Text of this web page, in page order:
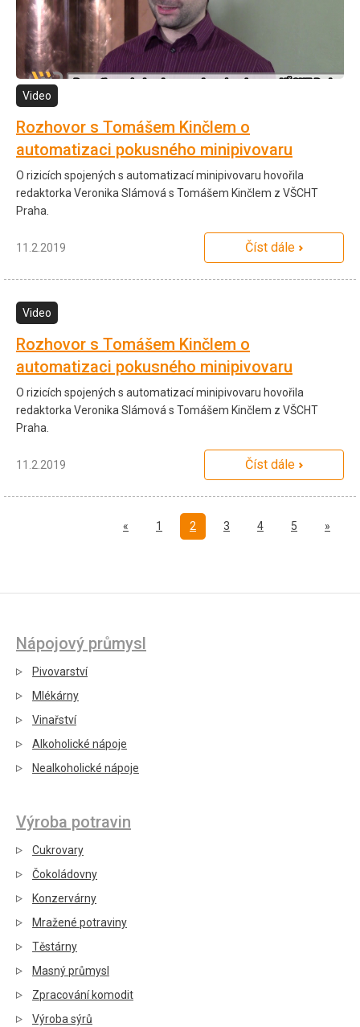
Video
Rozhovor s Tomášem Kinčlem o
automatizaci pokusného minipivovaru
O rizicích spojených s automatizací minipivovaru hovořila
redaktorka Veronika Slámová s Tomášem Kinčlem z VŠCHT
Praha.
11.2.2019 Číst dále
Video
Rozhovor s Tomášem Kinčlem o
automatizaci pokusného minipivovaru
O rizicích spojených s automatizací minipivovaru hovořila
redaktorka Veronika Slámová s Tomášem Kinčlem z VŠCHT
Praha.
11.2.2019 Číst dále
« Předchozí
1 2 3 4 5 »
Nápojový průmysl
Pivovarství
Mlékárny
Vinařství
Alkoholické nápoje
Nealkoholické nápoje
Výroba potravin
Cukrovary
Čokoládovny
Konzervárny
Mražené potraviny
Těstárny
Masný průmysl
Zpracování komodit
Výroba sýrů